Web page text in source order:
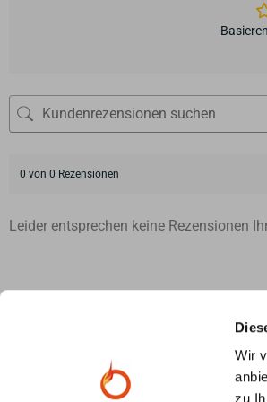
Wir
zu
0 von 0 Rezensionen
Leider entsprechen keine Rezensionen
Kostenlose 3D Ofenplanung
Unsere Ofenexperten beraten Sie per